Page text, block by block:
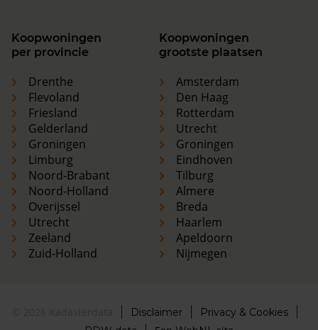
Koopwoningen
per provincie
Drenthe
Flevoland
Friesland
Gelderland
Groningen
Limburg
Noord-Brabant
Noord-Holland
Overijssel
Utrecht
Zeeland
Zuid-Holland
Koopwoningen
grootste plaatsen
Amsterdam
Den Haag
Rotterdam
Utrecht
Groningen
Eindhoven
Tilburg
Almere
Breda
Haarlem
Apeldoorn
Nijmegen
Disclaimer
Privacy & Cookies